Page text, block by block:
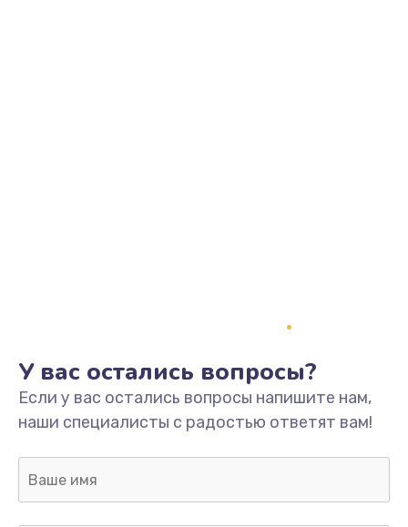
У вас остались вопросы?
Если у вас остались вопросы напишите нам,
наши специалисты с радостью ответят вам!